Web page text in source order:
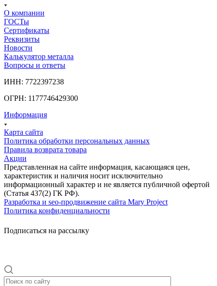
О компании
ГОСТы
Сертификаты
Реквизиты
Новости
Калькулятор металла
Вопросы и ответы
ИНН: 7722397238
ОГРН: 1177746429300
Информация
Карта сайта
Политика обработки персональных данных
Правила возврата товара
Акции
Представленная на сайте информация, касающаяся цен,
характеристик и наличия носит исключительно
информационный характер и не является публичной офертой
(Статья 437(2) ГК РФ).
Разработка и seo-продвижение сайта Mary Project
Политика конфиденциальности
Подписаться на рассылку